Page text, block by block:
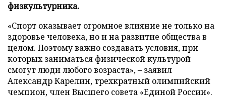
физкультурника.
«Спорт оказывает огромное влияние не только на
здоровье человека, но и на развитие общества в
целом. Поэтому важно создавать условия, при
которых заниматься физической культурой
смогут люди любого возраста», – заявил
Александр Карелин, трехкратный олимпийский
чемпион, член Высшего совета «Единой России».